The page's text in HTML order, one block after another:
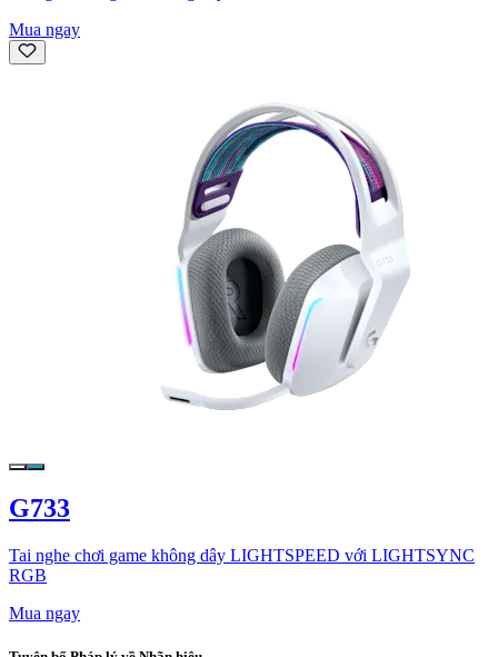
Mua ngay
G733
Tai nghe chơi game không dây LIGHTSPEED với LIGHTSYNC
RGB
Mua ngay